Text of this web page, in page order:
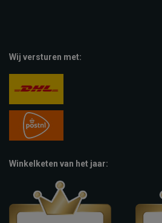
Wij versturen met:
Winkelketen van het jaar: